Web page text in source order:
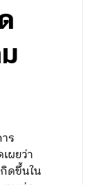
ร
ผยว่า
ดขึ้นใน